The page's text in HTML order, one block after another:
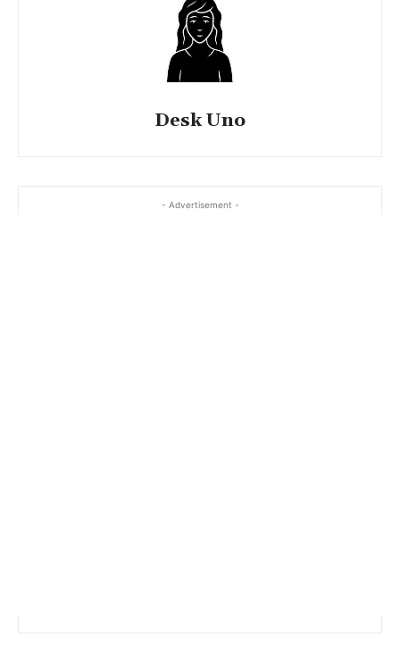
Desk Uno
- Advertisement -